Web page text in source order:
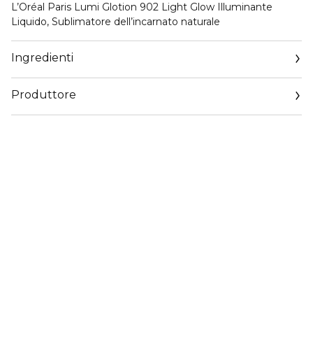
L’Oréal Paris Lumi Glotion 902 Light Glow Illuminante
Liquido, Sublimatore dell’incarnato naturale
Ingredienti
Produttore